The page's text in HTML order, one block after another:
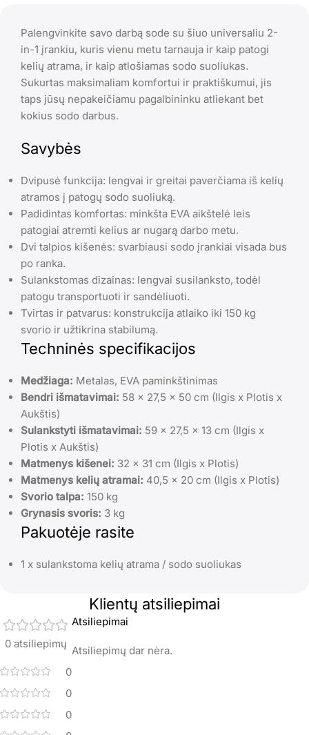
Palengvinkite savo darbą sode su šiuo universaliu 2-
in-1 įrankiu, kuris vienu metu tarnauja ir kaip patogi
kelių atrama, ir kaip atlošiamas sodo suoliukas.
Sukurtas maksimaliam komfortui ir praktiškumui, jis
taps jūsų nepakeičiamu pagalbininku atliekant bet
kokius sodo darbus.
Savybės
Dvipusė funkcija: lengvai ir greitai paverčiama iš kelių
atramos į patogų sodo suoliuką.
Padidintas komfortas: minkšta EVA aikštelė leis
patogiai atremti kelius ar nugarą darbo metu.
Dvi talpios kišenės: svarbiausi sodo įrankiai visada bus
po ranka.
Sulankstomas dizainas: lengvai susilanksto, todėl
patogu transportuoti ir sandėliuoti.
Tvirtas ir patvarus: konstrukcija atlaiko iki 150 kg
svorio ir užtikrina stabilumą.
Techninės specifikacijos
Medžiaga: Metalas, EVA paminkštinimas
Bendri išmatavimai: 58 x 27,5 x 50 cm (Ilgis x Plotis x
Aukštis)
Sulankstyti išmatavimai: 59 x 27,5 x 13 cm (Ilgis x
Plotis x Aukštis)
Matmenys kišenei: 32 x 31 cm (Ilgis x Plotis)
Matmenys kelių atramai: 40,5 x 20 cm (Ilgis x Plotis)
Svorio talpa: 150 kg
Grynasis svoris: 3 kg
Pakuotėje rasite
1 x sulankstoma kelių atrama / sodo suoliukas
Klientų atsiliepimai
0 atsiliepimų
0
0
0
Atsiliepimai
Atsiliepimų dar nėra.